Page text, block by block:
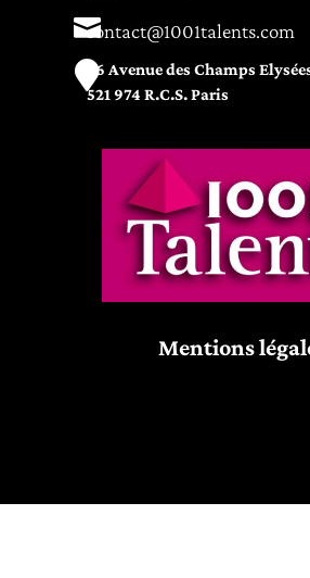
contact@1001talents.com
76 Avenue des Champs
521 974 R.C.S. Paris


Mentions